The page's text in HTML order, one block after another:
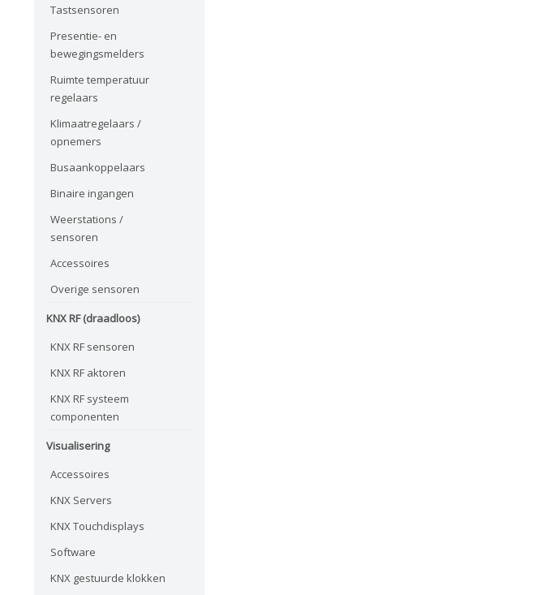
Tastsensoren
Presentie- en
bewegingsmelders
Ruimte temperatuur
regelaars
Klimaatregelaars /
opnemers
Busaankoppelaars
Binaire ingangen
Weerstations /
sensoren
Accessoires
Overige sensoren
KNX RF (draadloos)
KNX RF sensoren
KNX RF aktoren
KNX RF systeem
componenten
Visualisering
Accessoires
KNX Servers
KNX Touchdisplays
Software
KNX gestuurde klokken